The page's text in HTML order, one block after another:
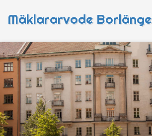
Mäklararvode Borlänge